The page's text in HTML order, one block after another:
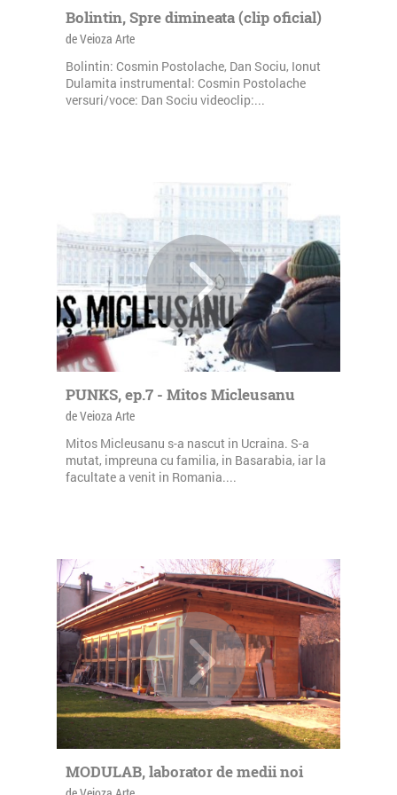
Bolintin, Spre dimineata (clip oficial)
de Veioza Arte
Bolintin: Cosmin Postolache, Dan Sociu, Ionut
Dulamita instrumental: Cosmin Postolache
versuri/voce: Dan Sociu videoclip:...
PUNKS, ep.7 - Mitos Micleusanu
de Veioza Arte
Mitos Micleusanu s-a nascut in Ucraina. S-a
mutat, impreuna cu familia, in Basarabia, iar la
facultate a venit in Romania....
MODULAB, laborator de medii noi